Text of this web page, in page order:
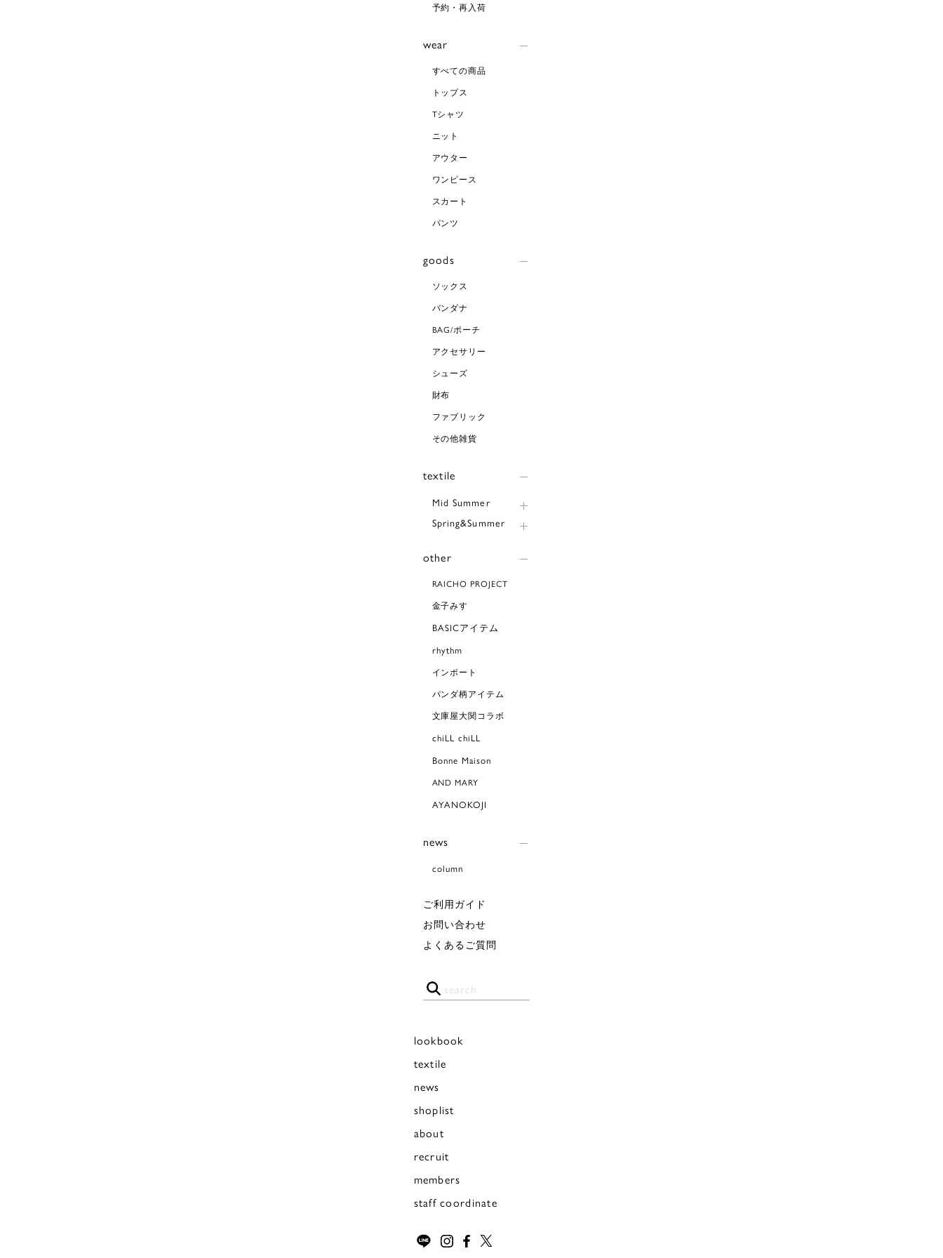
予約・再入荷
wear
すべての商品
トップス
Tシャツ
ニット
アウター
ワンピース
スカート
パンツ
goods
ソックス
バンダナ
BAG/ポーチ
アクセサリー
シューズ
財布
ファブリック
その他雑貨
textile
Mid Summer
Spring&Summer
other
RAICHO PROJECT
金子みすゞ
BASICアイテム
rhythm
インポート
パンダ柄アイテム
文庫屋大関コラボ
chiLL chiLL
Bonne Maison
AND MARY
AYANOKOJI
news
column
ご利用ガイド
お問い合わせ
よくあるご質問
lookbook
textile
news
shoplist
about
recruit
members
staff coordinate